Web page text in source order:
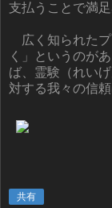
支払うことで満
広く知られたプ
く」というのが
ば、霊験（れい
対する我々の信
共有